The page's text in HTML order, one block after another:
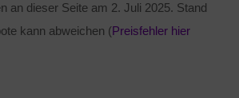
an dieser Seite am 2. Juli 2025. Stand
kann abweichen (Preisfehler hier